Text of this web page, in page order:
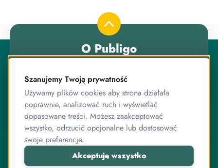
O Publigo
Publigo to rozwiązanie opracowane przez stabilny
programowania.
Pracujemy razem od lat, zarówno przy systemie
sprzedaży kursów, jak i wielu innych projektach
związanych z internetem, IT, elektroniką czy sprzedażą
online.
Szanujemy Twoją prywatność
Używamy plików cookies aby strona działała
poprawnie, analizować ruch i wyświetlać
dopasowane treści. Możesz zaakceptować
wszystko, odrzucić opcjonalne lub dostosować
swoje preferencje.
Akceptuję wszystko